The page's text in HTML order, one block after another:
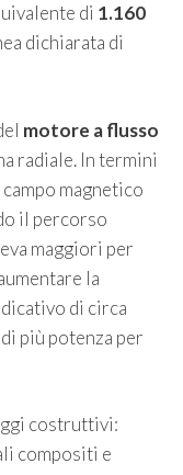
di 1.160
dichiarata di
motore a flusso
radiale. In termini
magnetico
il percorso
maggiori per
la
di circa
più potenza per
costruttivi:
compositi e